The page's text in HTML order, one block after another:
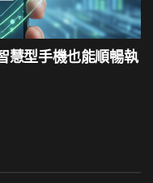
慧型手機也能順暢執